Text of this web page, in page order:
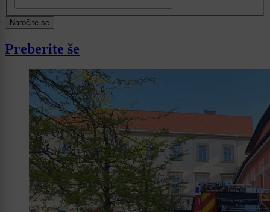
Naročite se
Preberite še